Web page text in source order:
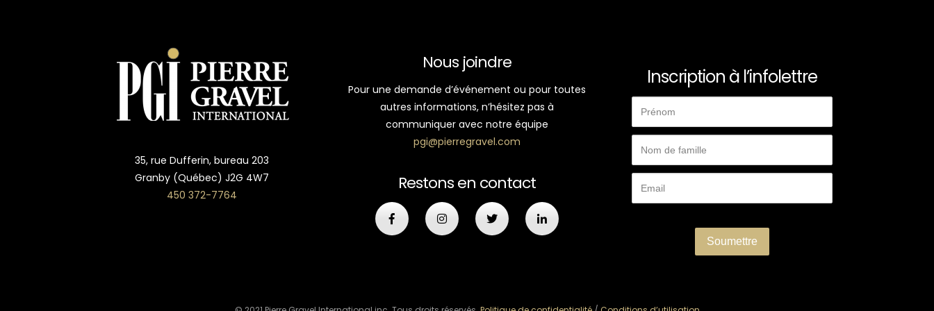
35, rue Dufferin, bureau 203
Granby (Québec) J2G 4W7
450 372-7764
Nous joindre
Pour une demande d’événement ou pour toutes
autres informations, n’hésitez pas à
communiquer avec notre équipe
pgi@pierregravel.com
Restons en contact
Inscription à l’infolettre